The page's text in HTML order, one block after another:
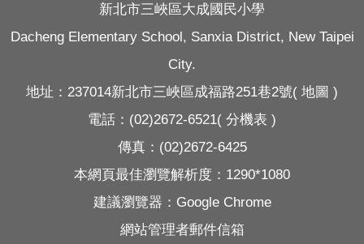
新北市三峽區大成國民小學
Dacheng Elementary School, Sanxia District, New Taipei
City.
地址：237014新北市三峽區成福路251巷2號( 地圖 )
電話：(02)2672-6521( 分機表 )
傳真：(02)2672-6425
本網頁最佳瀏覽解析度：1290*1080
建議瀏覽器：Google Chrome
網站管理者郵件信箱